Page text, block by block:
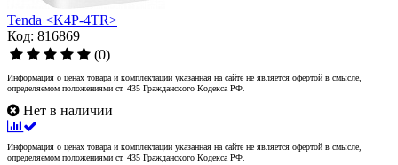
Tenda <K4P-4TR>
Код: 816869
(0)
Информация о ценах товара и комплектации указанная на сайте не является офертой в смысле,
определяемом положениями ст. 435 Гражданского Кодекса РФ.
Нет в наличии
Информация о ценах товара и комплектации указанная на сайте не является офертой в смысле,
определяемом положениями ст. 435 Гражданского Кодекса РФ.